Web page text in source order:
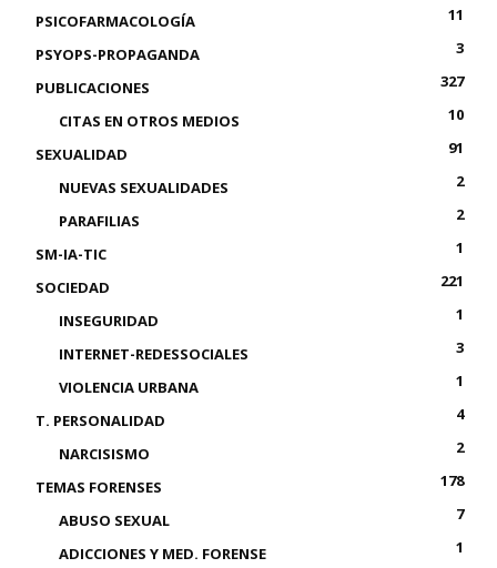
PSICOFARMACOLOGÍA
11
PSYOPS-PROPAGANDA
3
PUBLICACIONES
327
CITAS EN OTROS MEDIOS
10
SEXUALIDAD
91
NUEVAS SEXUALIDADES
2
PARAFILIAS
2
SM-IA-TIC
1
SOCIEDAD
221
INSEGURIDAD
1
INTERNET-REDESSOCIALES
3
VIOLENCIA URBANA
1
T. PERSONALIDAD
4
NARCISISMO
2
TEMAS FORENSES
178
ABUSO SEXUAL
7
ADICCIONES Y MED. FORENSE
1